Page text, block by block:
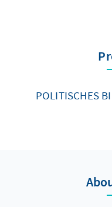
POLITISCHES